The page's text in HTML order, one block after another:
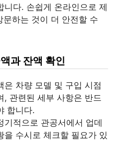
니다. 손쉽게 온라인으로 제
하는 것이 더 안전할 수
과 잔액 확인
은 차량 모델 및 구입 시점
, 관련된 세부 사항은 반드
합니다.
기적으로 관공서에서 업데
을 수시로 체크할 필요가 있